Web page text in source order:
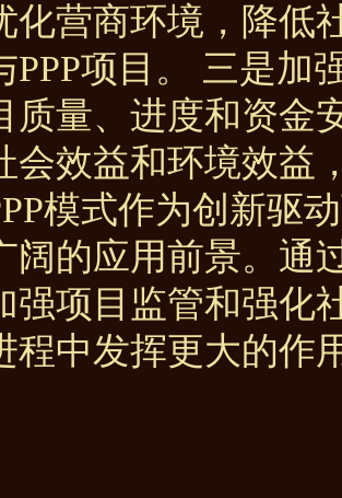
化营商环境，降低
PPP项目。 三是加
质量、进度和资金
会效益和环境效益
模式作为创新驱
阔的应用前景。通
强项目监管和强化
程中发挥更大的作